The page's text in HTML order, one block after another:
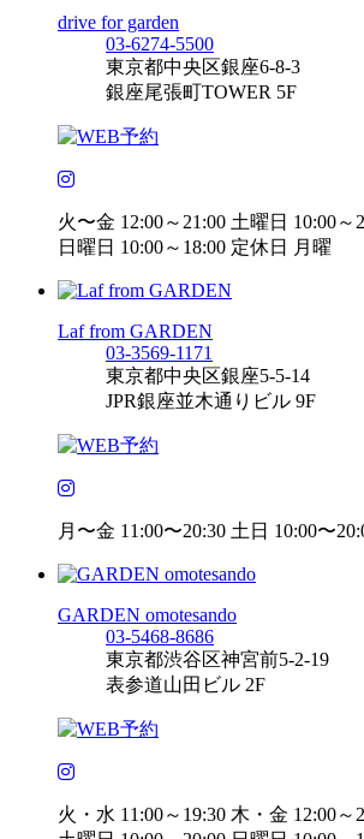
drive for garden
03-6274-5500
東京都中央区銀座6-8-3
銀座尾張町TOWER 5F
火〜金 12:00～21:00 土曜日 10:00～
日曜日 10:00～18:00 定休日 月曜
Laf from GARDEN
03-3569-1171
東京都中央区銀座5-5-14
JPR銀座並木通りビル 9F
月〜金 11:00〜20:30 土日 10:00〜
GARDEN omotesando
03-5468-8686
東京都渋谷区神宮前5-2-19
表参道山田ビル 2F
火・水 11:00～19:30 木・金 12:00～